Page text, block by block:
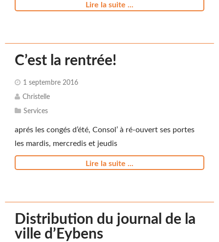
Lire la suite ...
C’est la rentrée!
1 septembre 2016
Christelle
Services
aprés les congés d’été, Consol’ à ré-ouvert ses portes
les mardis, mercredis et jeudis
Lire la suite ...
Distribution du journal de la
ville d’Eybens